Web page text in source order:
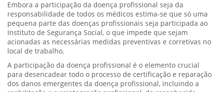
Embora a participação da doença profissional seja da
responsabilidade de todos os médicos estima-se que só uma
pequena parte das doenças profissionais seja participada ao
Instituto de Segurança Social, o que impede que sejam
acionadas as necessárias medidas preventivas e corretivas no
local de trabalho.
A participação da doença profissional é o elemento crucial
para desencadear todo o processo de certificação e reparação
dos danos emergentes da doença profissional, incluindo a